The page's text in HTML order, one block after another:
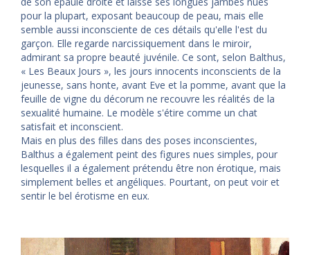
pour la plupart, exposant beaucoup de peau, mais elle
semble aussi inconsciente de ces détails qu'elle l'est du
garçon. Elle regarde narcissiquement dans le miroir,
admirant sa propre beauté juvénile. Ce sont, selon Balthus,
« Les Beaux Jours », les jours innocents inconscients de la
jeunesse, sans honte, avant Eve et la pomme, avant que la
feuille de vigne du décorum ne recouvre les réalités de la
sexualité humaine. Le modèle s'étire comme un chat
satisfait et inconscient.
Mais en plus des filles dans des poses inconscientes,
Balthus a également peint des figures nues simples, pour
lesquelles il a également prétendu être non érotique, mais
simplement belles et angéliques. Pourtant, on peut voir et
sentir le bel érotisme en eux.